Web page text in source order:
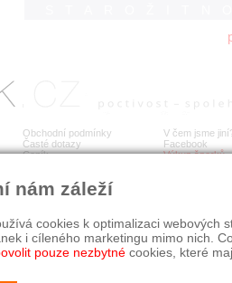
Obchodní podmínky
Časté dotazy
Ceník
V čem jsme
Facebook
Výkup šperků
RYCHLÉ HLEDÁNÍ
HISTORICKÉ OBDOBÍ
všechno
před r. 1800
STÁŘÍ
jen
nám záleží
cookies k optimalizaci
i cíleného marketingu mimo nich.
pouze nezbytné cookies, které